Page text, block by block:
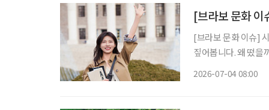
[브라보 문화 이
[브라보 문화 이슈]
짚어봅니다. 왜 떴을까? 1978년생, 올해 48세인 배우 하지원이 대학교 신입생이 돼 화제다. 유
2026-07-04 08:00